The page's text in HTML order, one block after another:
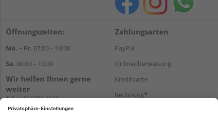
Öffnungszeiten:
Mo. – Fr. 07:00 – 18:00
Sa. 08:00 – 13:00
Wir helfen Ihnen gerne
weiter
Tel.:+49 5771 9150
E-Mail:info@holz-hassfeld.de
Zahlungsarten
PayPal
Onlineüberweisung
Kreditkarte
Rechnung*